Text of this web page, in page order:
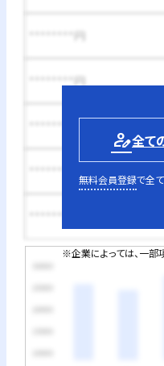
********円
********円
********円
person_edit全て
無料会員登録で全
※企業によっては、一